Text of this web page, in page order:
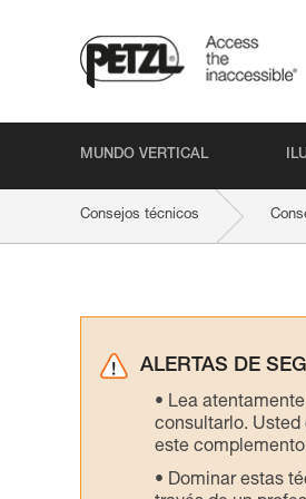
MUNDO VERTICAL
Consejos técnicos
ALERTAS DE
Lea
consultarlo. Usted
este complemento
Dominar estas